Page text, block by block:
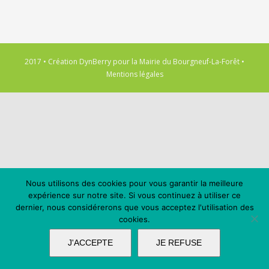
2017 • Création DynBerry pour la Mairie du Bourgneuf-La-Forêt •
Mentions légales
Nous utilisons des cookies pour vous garantir la meilleure
expérience sur notre site. Si vous continuez à utiliser ce
dernier, nous considérerons que vous acceptez l'utilisation des
cookies.
J'ACCEPTE JE REFUSE